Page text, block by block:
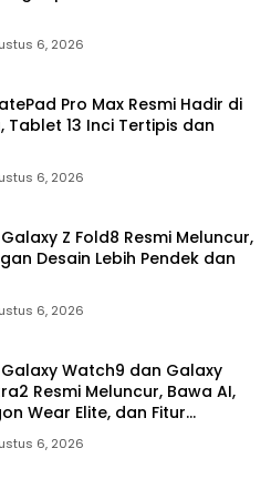
6, 2026
Pro Max Resmi Hadir di
Tablet 13 Inci Tertipis dan
6, 2026
Z Fold8 Resmi Meluncur,
Desain Lebih Pendek dan
6, 2026
Watch9 dan Galaxy
Resmi Meluncur, Bawa AI,
Wear Elite, dan Fitur
Baru6, 2026